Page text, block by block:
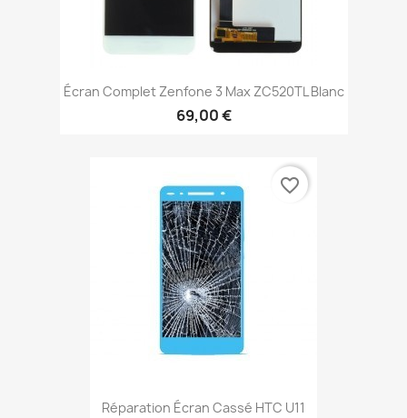
Écran Complet Zenfone 3 Max ZC520TL Blanc
69,00 €
Réparation Écran Cassé HTC U11
favorite_border